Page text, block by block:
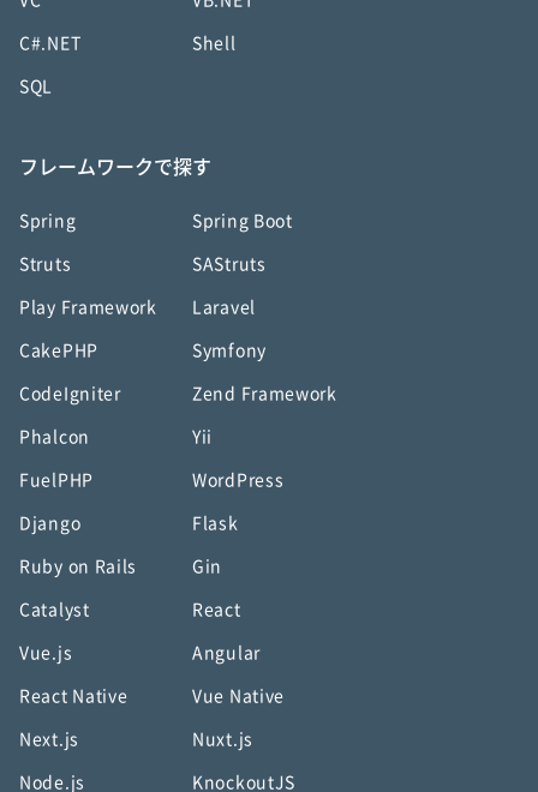
C#.NET Shell
SQL
フレームワークで探す
Spring Spring Boot
Struts SAStruts
Play Framework Laravel
CakePHP Symfony
CodeIgniter Zend Framework
Phalcon Yii
FuelPHP WordPress
Django Flask
Ruby on Rails Gin
Catalyst React
Vue.js Angular
React Native Vue Native
Next.js Nuxt.js
Node.js KnockoutJS